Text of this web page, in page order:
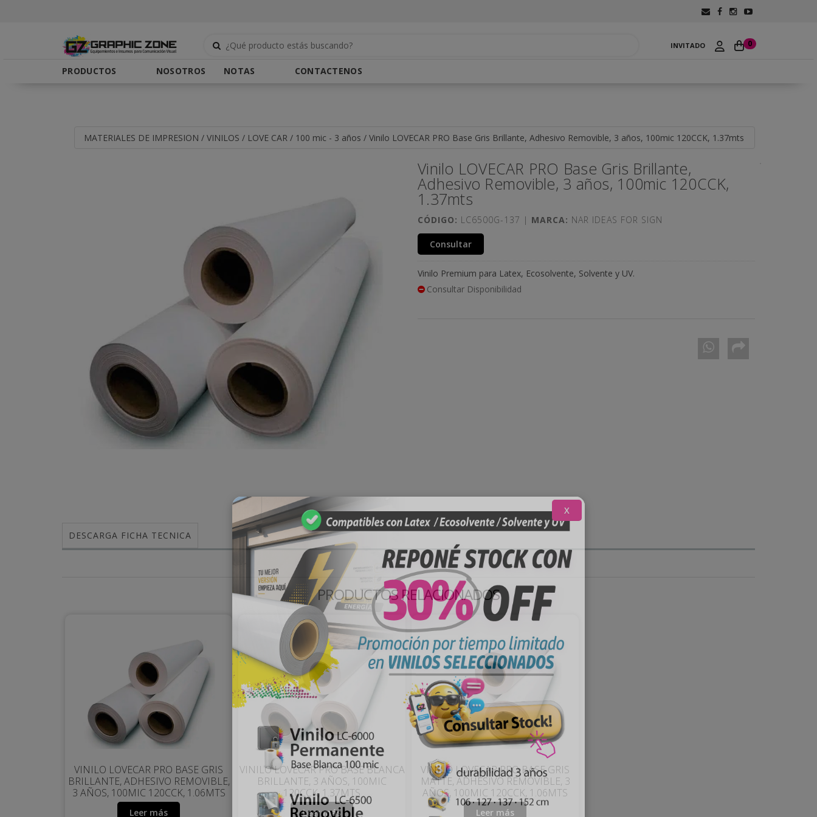
INVITADO 0
PRODUCTOS NOSOTROS NOTAS CONTACTENOS
MATERIALES DE IMPRESION / VINILOS / LOVE CAR / 100 mic - 3 años / Vinilo LOVECAR PRO Base Gris Brillante, Adhesivo Removible, 3 años, 100mic 120CCK, 1.37mts
Vinilo LOVECAR PRO Base Gris Brillante,
Adhesivo Removible, 3 años, 100mic 120CCK,
1.37mts
CÓDIGO: LC6500G-137 | MARCA: NAR IDEAS FOR SIGN
Consultar
Vinilo Premium para Latex, Ecosolvente, Solvente y UV.
Consultar Disponibilidad
DESCARGA FICHA TECNICA
PRODUCTOS RELACIONADOS
VINILO LOVECAR PRO BASE GRIS
BRILLANTE, ADHESIVO REMOVIBLE,
3 AÑOS, 100MIC 120CCK, 1.06MTS
Leer más
VINILO LOVECAR PRO BASE BLANCA
BRILLANTE, 3 AÑOS, 100MIC
120CCK, 1.37MTS
Leer más
VINILO LOVECAR PRO BASE GRIS
MATTE, ADHESIVO REMOVIBLE, 3
AÑOS, 100MIC 120CCK, 1.06MTS
Leer más
X